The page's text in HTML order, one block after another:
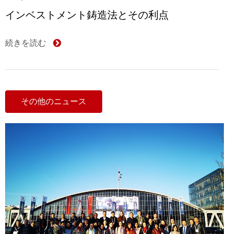
インベストメント鋳造法とその利点
続きを読む
その他のニュース